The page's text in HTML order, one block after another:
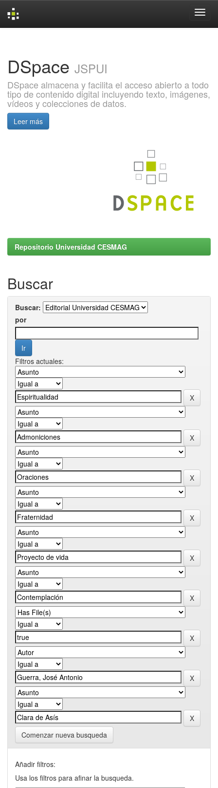
DSpace JSPUI
DSpace almacena y facilita el acceso abierto a todo
tipo de contenido digital incluyendo texto, imágenes,
vídeos y colecciones de datos.
Leer más
Repositorio Universidad CESMAG
Buscar
Buscar:
por
Filtros actuales:
Comenzar nueva busqueda
Añadir filtros:
Usa los filtros para afinar la busqueda.